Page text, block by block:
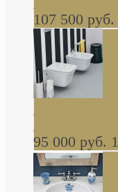
107 500 руб.
навесное
95 000 руб.